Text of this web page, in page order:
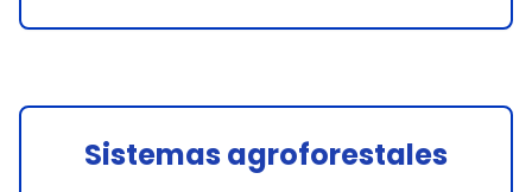
Sistemas agroforestales